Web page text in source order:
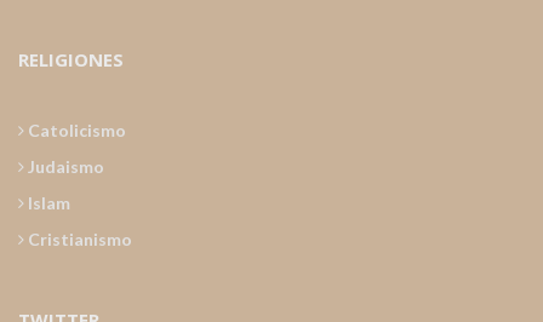
RELIGIONES
Catolicismo
Judaismo
Islam
Cristianismo